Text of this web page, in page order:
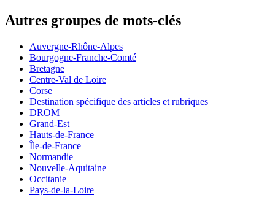
Autres groupes de mots-clés
Auvergne-Rhône-Alpes
Bourgogne-Franche-Comté
Bretagne
Centre-Val de Loire
Corse
Destination spécifique des articles et rubriques
DROM
Grand-Est
Hauts-de-France
Île-de-France
Normandie
Nouvelle-Aquitaine
Occitanie
Pays-de-la-Loire